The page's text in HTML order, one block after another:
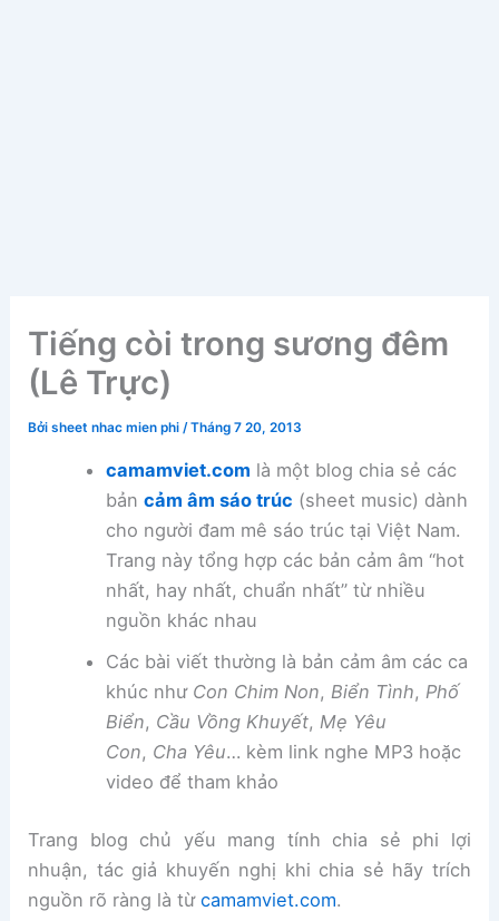
Tiếng còi trong sương đêm
(Lê Trực)
Bởisheet nhac mien phi/Tháng 7 20, 2013
camamviet.com là một blog chia sẻ các
bản cảm âm sáo trúc (sheet music) dành
cho người đam mê sáo trúc tại Việt Nam.
Trang này tổng hợp các bản cảm âm “hot
nhất, hay nhất, chuẩn nhất” từ nhiều
nguồn khác nhau
Các bài viết thường là bản cảm âm các ca
khúc như Con Chim Non, Biển Tình, Phố
Biển, Cầu Vồng Khuyết, Mẹ Yêu
Con, Cha Yêu… kèm link nghe MP3 hoặc
video để tham khảo
Trang blog chủ yếu mang tính chia sẻ phi lợi
nhuận, tác giả khuyến nghị khi chia sẻ hãy trích
nguồn rõ ràng là từcamamviet.com.